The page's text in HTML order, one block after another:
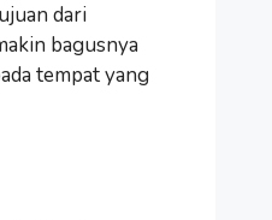
dari
bagusnya
tempat yang